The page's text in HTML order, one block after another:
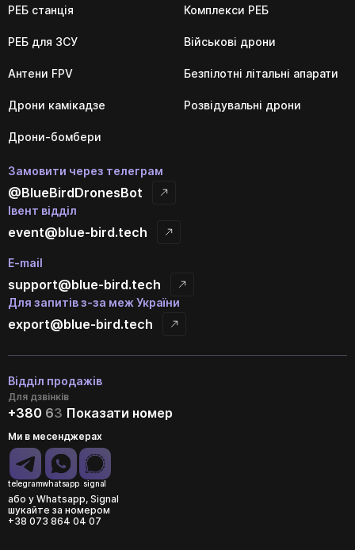
РЕБ станція Комплекси РЕБ
РЕБ для ЗСУ Військові дрони
Антени FPV Безпілотні літальні апарати
Дрони камікадзе Розвідувальні дрони
Дрони-бомбери
Замовити через телеграм
@BlueBirdDronesBot
Івент відділ
event@blue-bird.tech
E-mail
support@blue-bird.tech
Для запитів з-за меж України
export@blue-bird.tech
Відділ продажів
Для дзвінків
+380 63 Показати номер
Ми в месенджерах
telegramwhatsapp signal
або у Whatsapp, Signal
шукайте за номером
+38 073 864 04 07